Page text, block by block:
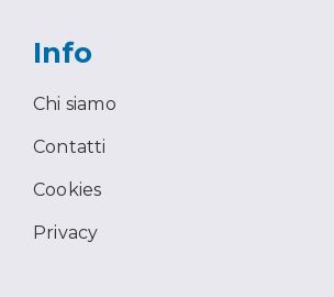
Info
Chi siamo
Contatti
Cookies
Privacy